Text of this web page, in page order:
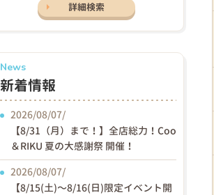
詳細検索
News
新着情報
2026/08/07/
【8/31（月）まで！】全店総力！Coo
＆RIKU 夏の大感謝祭 開催！
2026/08/07/
【8/15(土)〜8/16(日)限定イベント開